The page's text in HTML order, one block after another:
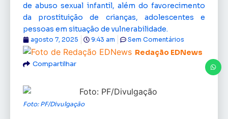
de abuso sexual infantil, além do favorecimento
da prostituição de crianças, adolescentes e
pessoas em situação de vulnerabilidade.
Redação EDNews
agosto 7, 2025 9:43 am Sem Comentários
Compartilhar
Foto: PF/Divulgação